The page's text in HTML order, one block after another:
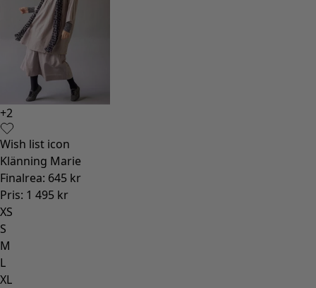
+2
Wish list icon
Klänning Marie
Finalrea: 645 kr
Pris: 1 495 kr
XS
S
M
L
XL